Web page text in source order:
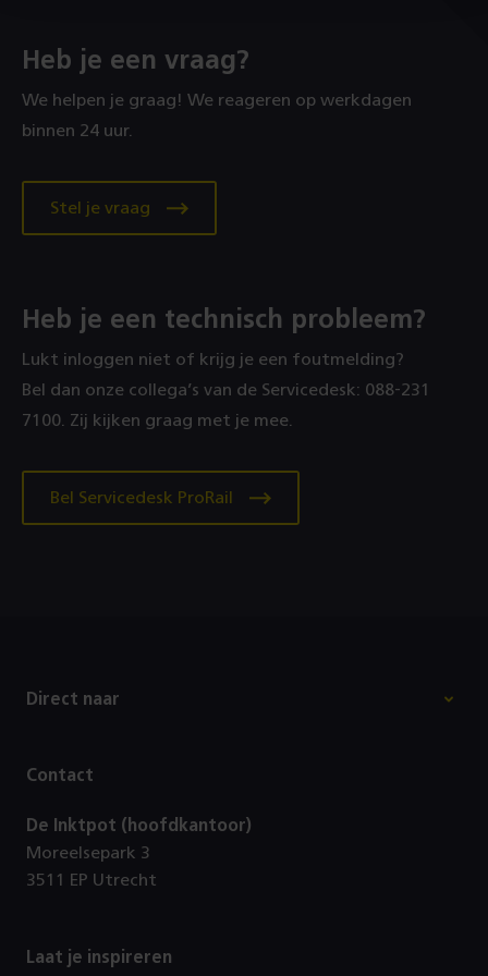
Heb je een vraag?
We helpen je graag! We reageren op werkdagen
binnen 24 uur.
Stel je vraag
Heb je een technisch probleem?
Lukt inloggen niet of krijg je een foutmelding?
Bel dan onze collega’s van de Servicedesk: 088‑231
7100. Zij kijken graag met je mee.
Bel Servicedesk ProRail
Direct naar
Contact
De Inktpot (hoofdkantoor)
Moreelsepark 3
3511 EP Utrecht
Laat je inspireren